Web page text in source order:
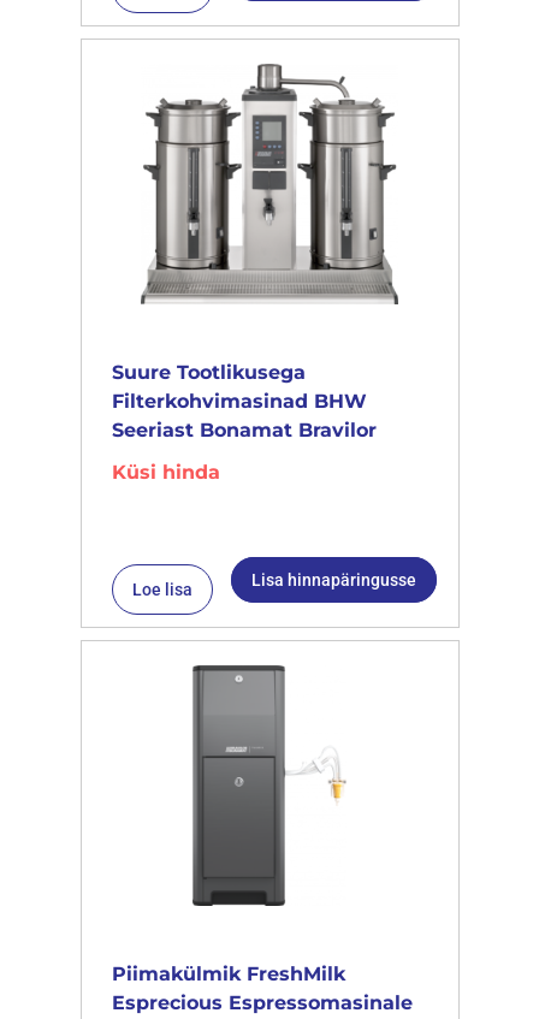
Suure Tootlikusega
Filterkohvimasinad BHW
Seeriast Bonamat Bravilor
Küsi hinda
Loe lisa Lisa hinnapäringusse
Piimakülmik FreshMilk
Esprecious Espressomasinale